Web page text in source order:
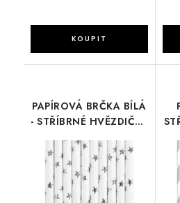
PAPÍROVÁ BRČKA BÍLÁ
- STŘÍBRNÉ HVĚZDIČKY
- 10 KS